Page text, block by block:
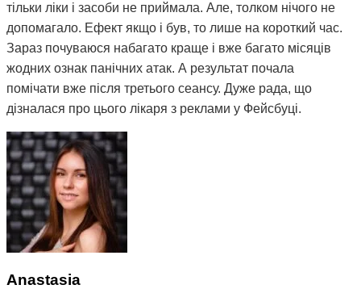
тільки ліки і засоби не приймала. Але, толком нічого не
допомагало. Ефект якщо і був, то лише на короткий час.
Зараз почуваюся набагато краще і вже багато місяців
жодних ознак панічних атак. А результат почала
помічати вже після третього сеансу. Дуже рада, що
дізналася про цього лікаря з реклами у Фейсбуці.
Anastasia